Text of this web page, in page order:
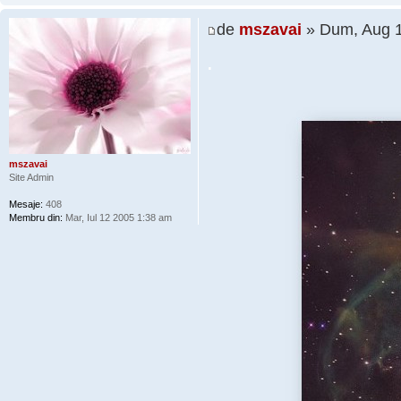
de mszavai » Dum, Aug
.
mszavai
Site Admin
Mesaje: 408
Membru din: Mar, Iul 12 2005 1:38 am